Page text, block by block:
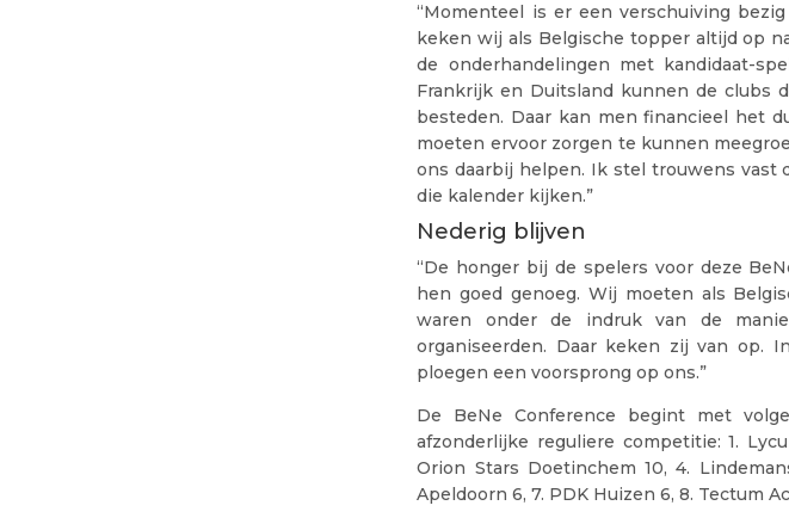
“Momenteel is er een verschuiving
keken wij als Belgische topper altijd op
de onderhandelingen met kandidaat-
Frankrijk en Duitsland kunnen de clubs
besteden. Daar kan men financieel het
moeten ervoor zorgen te kunnen
ons daarbij helpen. Ik stel trouwens vast
die kalender kijken.”
Nederig blijven
“De honger bij de spelers voor deze
hen goed genoeg. Wij moeten als
waren onder de indruk van de
organiseerden. Daar keken zij van op.
ploegen een voorsprong op ons.”
De BeNe Conference begint met
afzonderlijke reguliere competitie: 1.
Orion Stars Doetinchem 10, 4.
Apeldoorn 6, 7. PDK Huizen 6, 8. Tectum